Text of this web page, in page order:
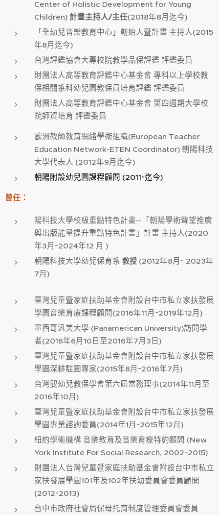
Center of Holistic Development for Young
Children) 計畫主持人/主任(2018年8月迄今)
「全幼兒音樂教育中心」創始人暨計畫 主持人(2015
年8月迄今)
台灣評鑑協會大專校院教學品保評鑑 評鑑委員
財團法人高等教育評鑑中心基金會 專科以上學校教
保相關系科幼兒園教保員培育評鑑 評鑑委員
財團法人高等教育評鑑中心基金會 第四週期大學校
院師資培育 評鑑委員
歐洲教師教育網絡學術組織(European Teacher
Education Network-ETEN Coordinator) 朝陽科技
大學代表人 (2012年9月迄今)
朝陽附設幼兒園課程顧問 (2011~迄今)
曾任 ：
陽科技大學校級重點特色計畫--「朝陽學術聲望推廣
與出版能量提升重點特色計畫」計畫 主持人(2020
年3月~2024年12 月 )
朝陽科技大學幼兒保育系 教授 (2012年8月~ 2023年
7月)
臺灣兒童暨家庭扶助基金會附設台中市私立家扶發展
學園音樂育療課程顧問(2016年11月~2019年12月)
墨西哥汎美大學 (Panamerican University)訪問學
者(2016年6月10日至2016年7月3日)
臺灣兒童暨家庭扶助基金會附設台中市私立家扶發展
學園深耕駐園專家(2015年8月~2016年7月)
台灣嬰幼兒教保學會第六屆常務理事(2014年11月至
2016年10月)
臺灣兒童暨家庭扶助基金會附設台中市私立家扶發展
學園專業諮詢委員(2014年1月~2015年12月)
紐約學術機構 音樂教育及音樂育療特約顧問 (New
York Institute For Social Research, 2002~2015)
財團法人台灣兒童暨家庭扶助基金會附設台中市私立
家扶發展學園101年及102年扶幼委員會委員顧問
(2012~2013)
台中市政府社會局保母托育制度管理委員會委員